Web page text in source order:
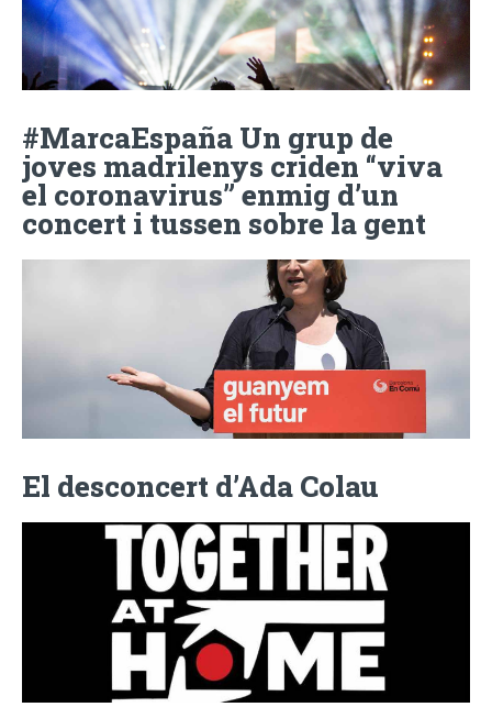
#MarcaEspaña Un grup de
joves madrilenys criden “viva
el coronavirus” enmig d’un
concert i tussen sobre la gent
El desconcert d’Ada Colau